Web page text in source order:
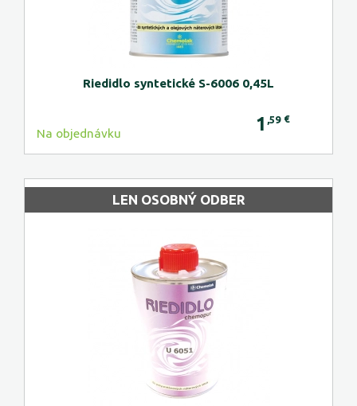
Riedidlo syntetické S-6006 0,45L
Na objednávku 1 ,59 €
LEN OSOBNÝ ODBER